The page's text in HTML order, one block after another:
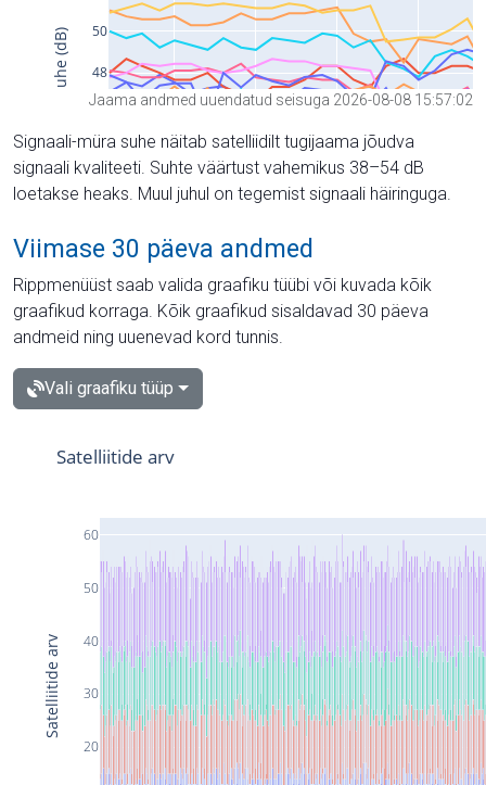
Jaama andmed uuendatud seisuga 2026-08-08 15:57:02
Signaali-müra suhe näitab satelliidilt tugijaama jõudva
signaali kvaliteeti. Suhte väärtust vahemikus 38–54 dB
loetakse heaks. Muul juhul on tegemist signaali häiringuga.
Viimase 30 päeva andmed
Rippmenüüst saab valida graafiku tüübi või kuvada kõik
graafikud korraga. Kõik graafikud sisaldavad 30 päeva
andmeid ning uuenevad kord tunnis.
Vali graafiku tüüp
20
30
40
50
60
Satelliitide arv
Satelliitide arv